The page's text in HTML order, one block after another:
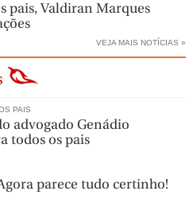
pais, Valdiran Marques
VEJA MAIS NOTÍCIAS »
PAIS
advogado Genádio
todos os pais
parece tudo certinho!